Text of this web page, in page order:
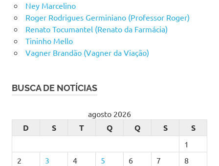
Ney Marcelino
Roger Rodrigues Germiniano (Professor Roger)
Renato Tocumantel (Renato da Farmácia)
Tininho Mello
Vagner Brandão (Vagner da Viação)
BUSCA DE NOTÍCIAS
agosto 2026
D S T Q Q S S
1
2
3 4 5 6 7
8